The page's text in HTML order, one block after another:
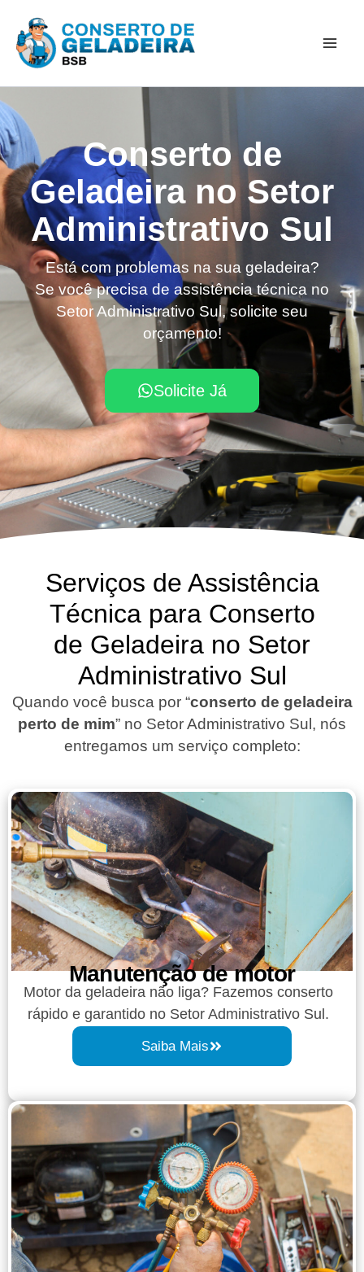
para
Conserto de
Geladeira no Setor
Administrativo Sul
Está com problemas na sua geladeira?
Se você precisa de assistência técnica no
Setor Administrativo Sul, solicite seu
orçamento!
Solicite Já
Serviços de Assistência
Técnica para Conserto
de Geladeira no Setor
Administrativo Sul
Quando você busca por “conserto de geladeira
perto de mim” no Setor Administrativo Sul, nós
entregamos um serviço completo:
Manutenção de motor
Motor da geladeira não liga? Fazemos conserto
rápido e garantido no Setor Administrativo Sul.
Saiba Mais